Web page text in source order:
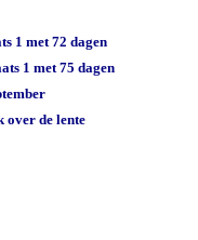
1 met 72 dagen
1 met 75 dagen
over de lente